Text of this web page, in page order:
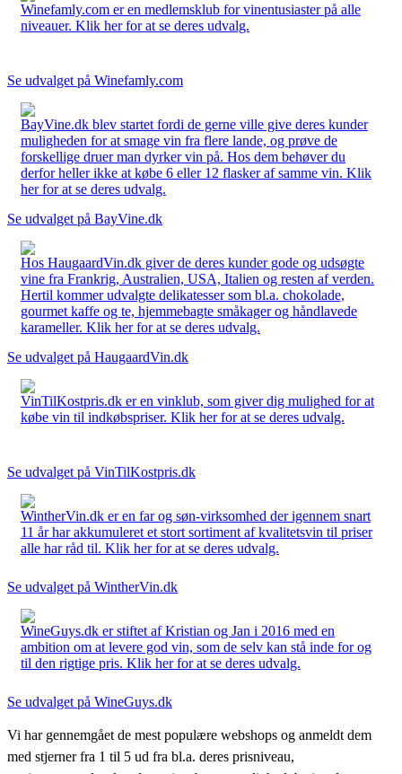
Winefamly.com er en medlemsklub for vinentusiaster på alle
niveauer. Klik her for at se deres udvalg.
Se udvalget på Winefamly.com
BayVine.dk blev startet fordi de gerne ville give deres kunder
muligheden for at smage vin fra flere lande, og prøve de
forskellige druer man dyrker vin på. Hos dem behøver du
derfor heller ikke at købe 6 eller 12 flasker af samme vin. Klik
her for at se deres udvalg.
Se udvalget på BayVine.dk
Hos HaugaardVin.dk giver de deres kunder gode og udsøgte
vine fra Frankrig, Australien, USA, Italien og resten af verden.
Hertil kommer udvalgte delikatesser som bl.a. chokolade,
gourmet kaffe og te, hjemmebagte småkager og håndlavede
karameller. Klik her for at se deres udvalg.
Se udvalget på HaugaardVin.dk
VinTilKostpris.dk er en vinklub, som giver dig mulighed for at
købe vin til indkøbspriser. Klik her for at se deres udvalg.
Se udvalget på VinTilKostpris.dk
WintherVin.dk er en far og søn-virksomhed der igennem snart
11 år har akkumuleret et stort sortiment af kvalitetsvin til priser
alle har råd til. Klik her for at se deres udvalg.
Se udvalget på WintherVin.dk
WineGuys.dk er stiftet af Kristian og Jan i 2016 med en
ambition om at levere god vin, som de selv kan stå inde for og
til den rigtige pris. Klik her for at se deres udvalg.
Se udvalget på WineGuys.dk
Vi har gennemgået de mest populære webshops og anmeldt dem
med stjerner fra 1 til 5 ud fra bl.a. deres prisniveau,